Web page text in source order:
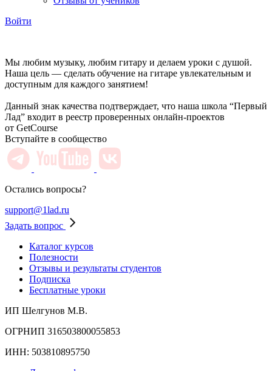
Войти
Мы любим музыку, любим гитару и делаем уроки с душой.
Наша цель — сделать обучение на гитаре увлекательным и
доступным для каждого занятием!
Данный знак качества подтверждает, что наша школа “Первый
Лад” входит в реестр проверенных онлайн-проектов
от GetCourse
Вступайте в сообщество
Остались вопросы?
support@1lad.ru
Задать вопрос
Каталог курсов
Полезности
Отзывы и результаты студентов
Подписка
Бесплатные уроки
ИП Шелгунов М.В.
ОГРНИП 316503800055853
ИНН: 503810895750